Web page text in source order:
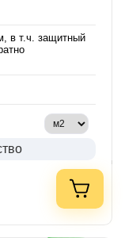
в т.ч. защитный